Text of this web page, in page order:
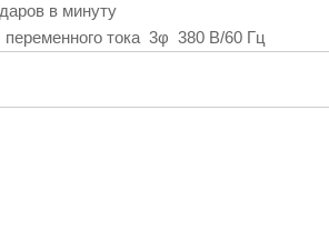
в минуту
переменного тока 3φ 380 В/60 Гц